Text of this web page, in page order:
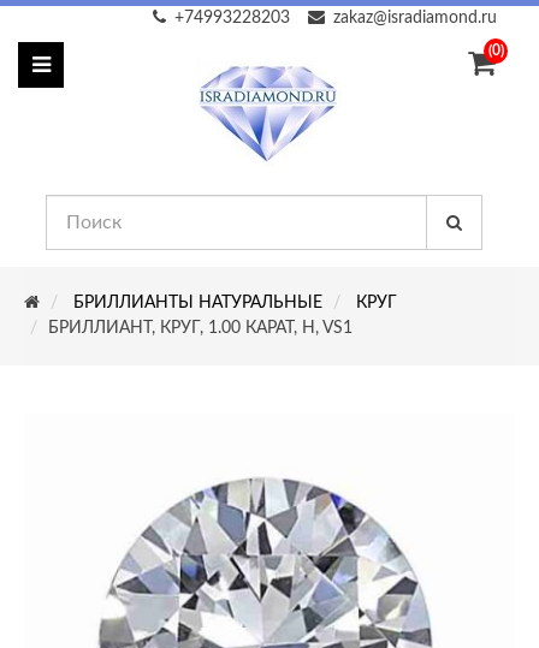
zakaz@isradiamond.ru
+74993228203
(0)
БРИЛЛИАНТЫ НАТУРАЛЬНЫЕ
КРУГ
БРИЛЛИАНТ, КРУГ, 1.00 КАРАТ, H, VS1